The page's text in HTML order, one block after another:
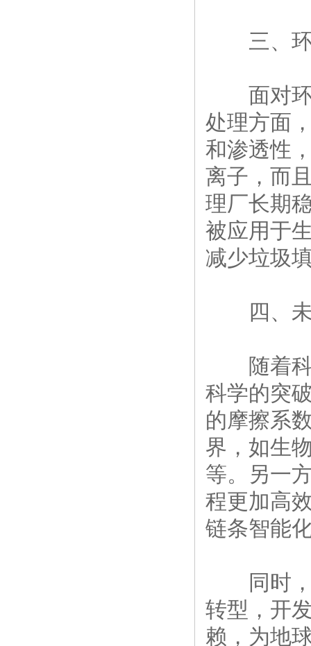
三、环
面对环
处理方面
和渗透性
离子，而
理厂长期
被应用于
减少垃圾
四、未
随着科
科学的突
的摩擦系
界，如生
等。另一
程更加高
链条智能
同时，
转型，开
赖，为地